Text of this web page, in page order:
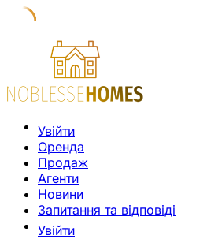
Увійти
Оренда
Продаж
Агенти
Новини
Запитання та відповіді
Увійти